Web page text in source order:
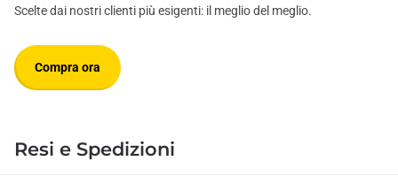
Scelte dai nostri clienti più esigenti: il meglio del meglio.
Compra ora
Resi e Spedizioni